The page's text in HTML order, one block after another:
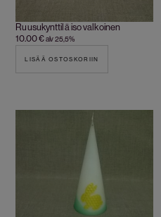
Ruusukynttilä iso valkoinen
10.00€alv 25,5%
LISÄÄ OSTOSKORIIN